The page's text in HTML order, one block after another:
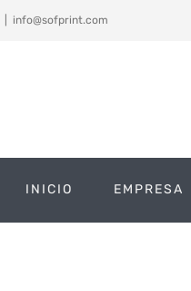
info@sofprint.com
INICIO EMPRESA